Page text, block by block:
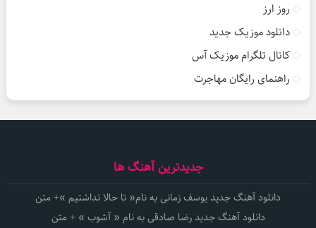
روز ارز
دانلود موزیک جدید
کانال تلگرام موزیک آس
راهنمای رایگان مهاجرت
جدیدترین آهنگ ها
دانلود آهنگ جدید یوسف زمانی به نام« تا حالا نداشتیم »+ متن
دانلود آهنگ جدید رضا صادقی به نام « آشوب » + متن